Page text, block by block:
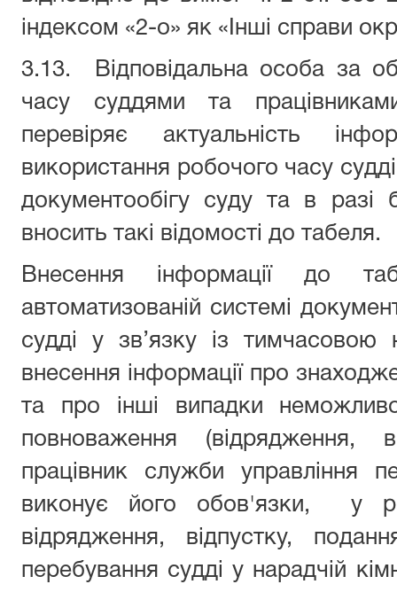
індексом «2-о» як «Інші справи
3.13. Відповідальна особа за
часу суддями та
перевіряє актуальність
використання робочого часу
документообігу суду та в разі
вносить такі відомості до табеля.
Внесення інформації до
автоматизованій системі
судді у зв’язку із тимчасовою
внесення інформації про
та про інші випадки
повноваження (відрядження,
працівник служби управління
виконує його обов'язки, у
відрядження, відпустку,
перебування судді у нарадчій